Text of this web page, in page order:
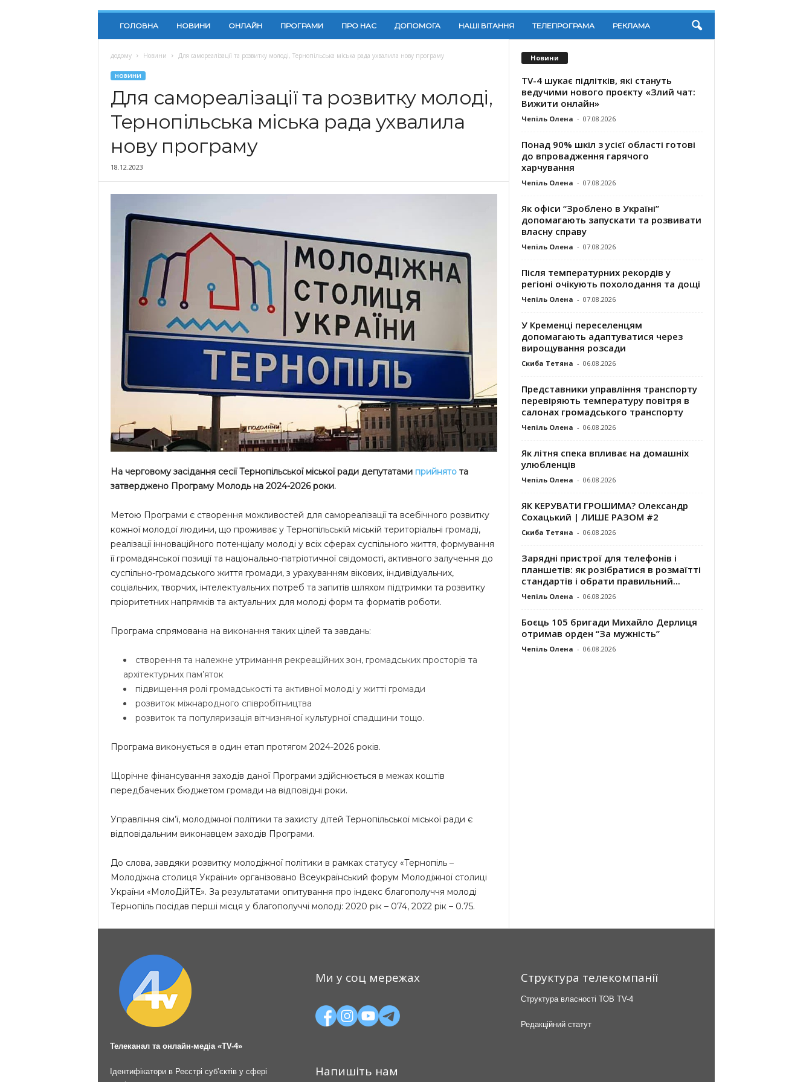
ГОЛОВНА НОВИНИ ОНЛАЙН ПРОГРАМИ ПРО НАС ДОПОМОГА НАШІ ВІТАННЯ ТЕЛЕПРОГРАМА РЕКЛАМА
додому Новини Для самореалізації та розвитку молоді, Тернопільська міська рада ухвалила нову програму
НОВИНИ
Для самореалізації та розвитку молоді,
Тернопільська міська рада ухвалила
нову програму
18.12.2023
На черговому засідання сесії Тернопільської міської ради депутатами прийнятота
затверджено Програму Молодь на 2024-2026 роки.
Метою Програми є створення можливостей для самореалізації та всебічного розвитку
кожної молодої людини, що проживає у Тернопільській міській територіальні громаді,
реалізації інноваційного потенціалу молоді у всіх сферах суспільного життя, формування
її громадянської позиції та національно-патріотичної свідомості, активного залучення до
суспільно-громадського життя громади, з урахуванням вікових, індивідуальних,
соціальних, творчих, інтелектуальних потреб та запитів шляхом підтримки та розвитку
пріоритетних напрямків та актуальних для молоді форм та форматів роботи.
Програма спрямована на виконання таких цілей та завдань:
створення та належне утримання рекреаційних зон, громадських просторів та
архітектурних пам’яток
підвищення ролі громадськості та активної молоді у житті громади
розвиток міжнародного співробітництва
розвиток та популяризація вітчизняної культурної спадщини тощо.
Програма виконується в один етап протягом 2024-2026 років.
Щорічне фінансування заходів даної Програми здійснюється в межах коштів
передбачених бюджетом громади на відповідні роки.
Управління сім’ї, молодіжної політики та захисту дітей Тернопільської міської ради є
відповідальним виконавцем заходів Програми.
До слова, завдяки розвитку молодіжної політики в рамках статусу «Тернопіль –
Молодіжна столиця України» організовано Всеукраїнський форум Молодіжної столиці
України «МолоДійТЕ». За результатами опитування про індекс благополуччя молоді
Тернопіль посідав перші місця у благополуччі молоді: 2020 рік – 074, 2022 рік – 0.75.
Новини
TV-4 шукає підлітків, які стануть
ведучими нового проєкту «Злий чат:
Вижити онлайн»
Чепіль Олена - 07.08.2026
Понад 90% шкіл з усієї області готові
до впровадження гарячого
харчування
Чепіль Олена - 07.08.2026
Як офіси “Зроблено в Україні”
допомагають запускaти та розвивати
власну справу
Чепіль Олена - 07.08.2026
Після температурних рекордів у
регіоні очікують похолодання та дощі
Чепіль Олена - 07.08.2026
У Кременці переселенцям
допомагають адаптуватися через
вирощування розсади
Скиба Тетяна - 06.08.2026
Представники управління транспорту
перевіряють температуру повітря в
салонах громадського транспорту
Чепіль Олена - 06.08.2026
Як літня спека впливає на домашніх
улюбленців
Чепіль Олена - 06.08.2026
ЯК КЕРУВАТИ ГРОШИМА? Олександр
Сохацький | ЛИШЕ РАЗОМ #2
Скиба Тетяна - 06.08.2026
Зарядні пристрої для телефонів і
планшетів: як розібратися в розмаїтті
стандартів і обрати правильний...
Чепіль Олена - 06.08.2026
Боєць 105 бригади Михайло Дерлиця
отримав орден “За мужність”
Чепіль Олена - 06.08.2026
Телеканал та онлайн-медіа «TV-4»
Ідентифікатори в Реєстрі суб’єктів у сфері
Ми у соц мережах
Напишіть нам
Структура телекомпанії
Структура власності ТОВ TV-4
Редакційний статут